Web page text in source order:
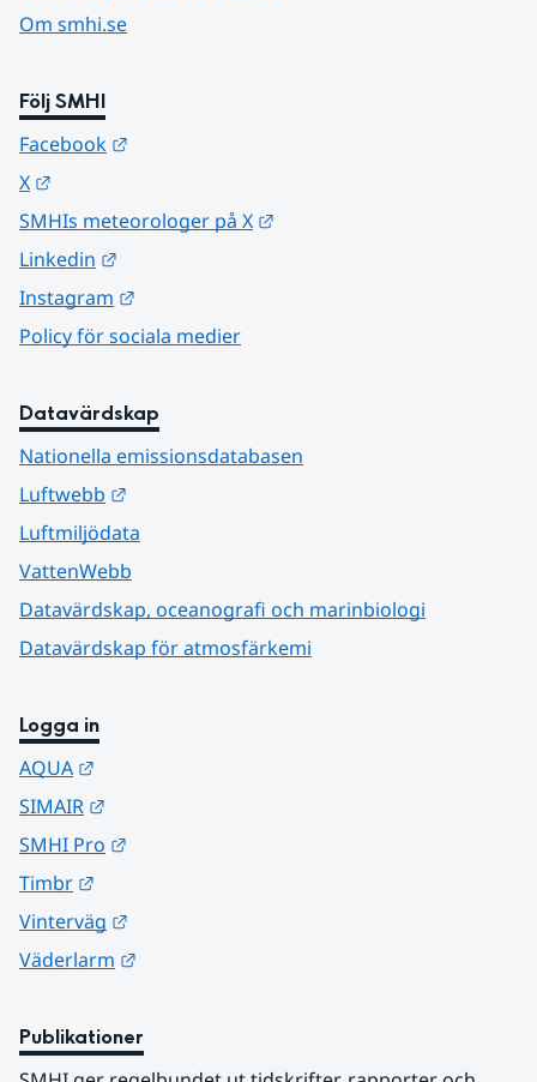
Om smhi.se
Följ SMHI
Facebook
X
SMHIs meteorologer på X
Linkedin
Instagram
Policy för sociala medier
Datavärdskap
Nationella emissionsdatabasen
Luftwebb
Luftmiljödata
VattenWebb
Datavärdskap, oceanografi och marinbiologi
Datavärdskap för atmosfärkemi
Logga in
AQUA
SIMAIR
SMHI Pro
Timbr
Vinterväg
Väderlarm
Publikationer